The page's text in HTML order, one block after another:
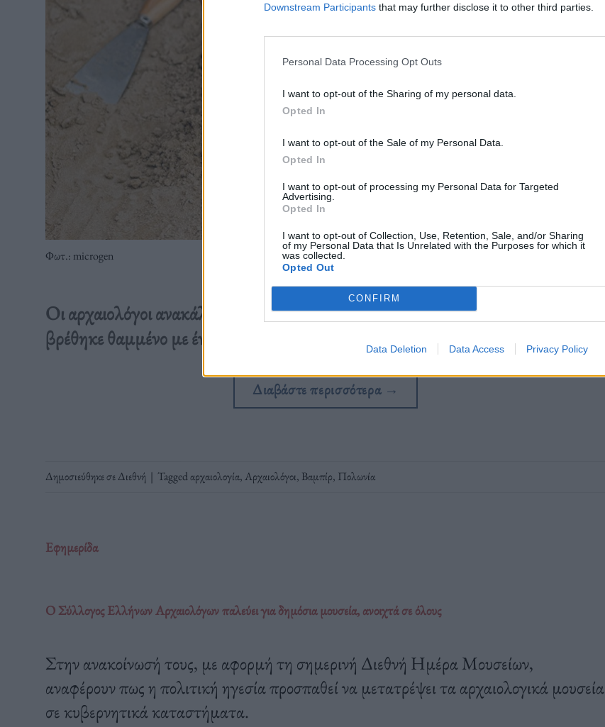
Downstream Participants that may further disclose it to other third parties.
Personal Data Processing Opt Outs
I want to opt-out of the Sharing of my personal data.
Opted In
I want to opt-out of the Sale of my Personal Data.
Opted In
I want to opt-out of processing my Personal Data for Targeted
Advertising.
Opted In
I want to opt-out of Collection, Use, Retention, Sale, and/or Sharing
of my Personal Data that Is Unrelated with the Purposes for which it
was collected.
Opted Out
CONFIRM
Data Deletion Data Access Privacy Policy
Φωτ.: microgen
Οι αρχαιολόγοι ανακάλυψαν τα λείψανα ενός παιδιού του 17ου αιώνα που
βρέθηκε θαμμένο με ένα λουκέτο στο πόδι σε ένα μεσαιωνικό νεκροταφείο.
Διαβάστε περισσότερα →
Δημοσιεύθηκε σεΔιεθνή | Taggedαρχαιολογία,Αρχαιολόγοι, Βαμπίρ, Πολωνία
Εφημερίδα
Ο Σύλλογος Ελλήνων Αρχαιολόγων παλεύει για δημόσια μουσεία, ανοιχτά σε όλους
Στην ανακοίνωσή τους, με αφορμή τη σημερινή Διεθνή Ημέρα Μουσείων,
αναφέρουν πως η πολιτική ηγεσία προσπαθεί να μετατρέψει τα αρχαιολογικά μουσεία
σε κυβερνητικά καταστήματα.